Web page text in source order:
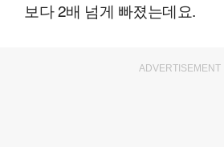
보다 2배 넘게 빠졌는데요.
ADVERTISEMENT